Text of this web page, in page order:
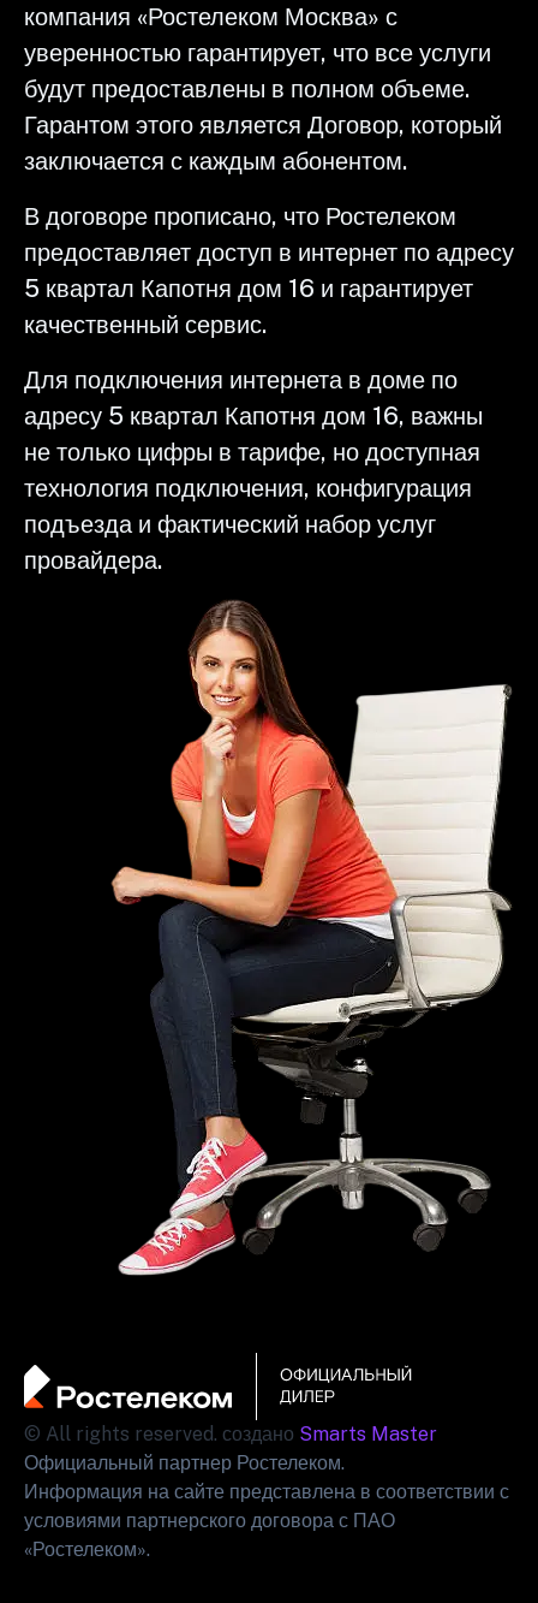
компания «Ростелеком Москва» с
уверенностью гарантирует, что все услуги
будут предоставлены в полном объеме.
Гарантом этого является Договор, который
заключается с каждым абонентом.
В договоре прописано, что Ростелеком
предоставляет доступ в интернет по адресу
5 квартал Капотня дом 16 и гарантирует
качественный сервис.
Для подключения интернета в доме по
адресу 5 квартал Капотня дом 16, важны
не только цифры в тарифе, но доступная
технология подключения, конфигурация
подъезда и фактический набор услуг
провайдера.
© All rights reserved. создано Smarts Master
Официальный партнер Ростелеком.
Информация на сайте представлена в соответствии с
условиями партнерского договора с ПАО
«Ростелеком».